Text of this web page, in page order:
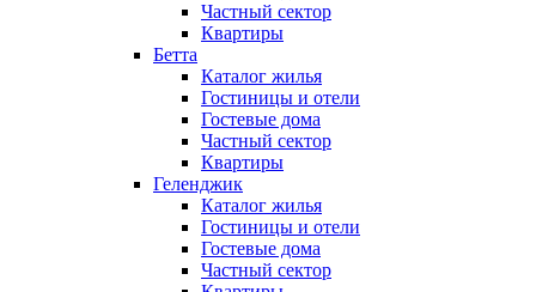
Частный сектор
Квартиры
Бетта
Каталог жилья
Гостиницы и отели
Гостевые дома
Частный сектор
Квартиры
Геленджик
Каталог жилья
Гостиницы и отели
Гостевые дома
Частный сектор